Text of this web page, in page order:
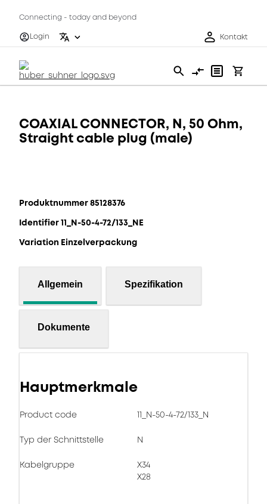
Connecting - today and beyond
Login
Kontakt
COAXIAL CONNECTOR, N, 50 Ohm,
Straight cable plug (male)
Produktnummer 85128376
Identifier 11_N-50-4-72/133_NE
Variation Einzelverpackung
Allgemein Spezifikation
Dokumente
Hauptmerkmale
Product code 11_N-50-4-72/133_N
Typ der Schnittstelle N
Kabelgruppe
X34
X28